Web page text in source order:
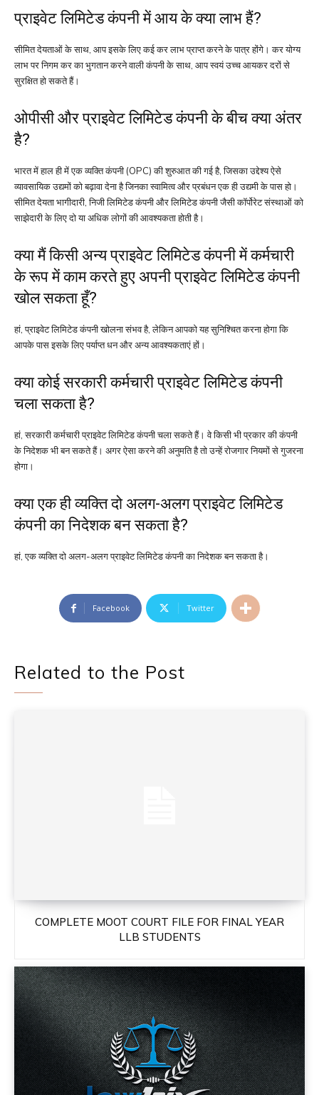
प्राइवेट लिमिटेड कंपनी में आय के क्या लाभ हैं?
सीमित देयताओं के साथ, आप इसके लिए कई कर लाभ प्राप्त करने के पात्र होंगे। कर योग्य
लाभ पर निगम कर का भुगतान करने वाली कंपनी के साथ, आप स्वयं उच्च आयकर दरों से
सुरक्षित हो सकते हैं।
ओपीसी और प्राइवेट लिमिटेड कंपनी के बीच क्या अंतर
है?
भारत में हाल ही में एक व्यक्ति कंपनी (OPC) की शुरुआत की गई है, जिसका उद्देश्य ऐसे
व्यावसायिक उद्यमों को बढ़ावा देना है जिनका स्वामित्व और प्रबंधन एक ही उद्यमी के पास हो।
सीमित देयता भागीदारी, निजी लिमिटेड कंपनी और लिमिटेड कंपनी जैसी कॉर्पोरेट संस्थाओं को
साझेदारी के लिए दो या अधिक लोगों की आवश्यकता होती है।
क्या मैं किसी अन्य प्राइवेट लिमिटेड कंपनी में कर्मचारी
के रूप में काम करते हुए अपनी प्राइवेट लिमिटेड कंपनी
खोल सकता हूँ?
हां, प्राइवेट लिमिटेड कंपनी खोलना संभव है, लेकिन आपको यह सुनिश्चित करना होगा कि
आपके पास इसके लिए पर्याप्त धन और अन्य आवश्यकताएं हों।
क्या कोई सरकारी कर्मचारी प्राइवेट लिमिटेड कंपनी
चला सकता है?
हां, सरकारी कर्मचारी प्राइवेट लिमिटेड कंपनी चला सकते हैं। वे किसी भी प्रकार की कंपनी
के निदेशक भी बन सकते हैं। अगर ऐसा करने की अनुमति है तो उन्हें रोजगार नियमों से गुजरना
होगा।
क्या एक ही व्यक्ति दो अलग-अलग प्राइवेट लिमिटेड
कंपनी का निदेशक बन सकता है?
हां, एक व्यक्ति दो अलग-अलग प्राइवेट लिमिटेड कंपनी का निदेशक बन सकता है।
Facebook Twitter
Related to the Post
COMPLETE MOOT COURT FILE FOR FINAL YEAR
LLB STUDENTS